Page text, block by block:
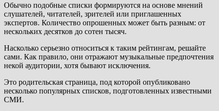
Обычно подобные списки формируются на основе мнений
слушателей, читателей, зрителей или приглашенных
экспертов. Количество опрошенных может быть разным: от
нескольких десятков до сотен тысяч.
Насколько серьезно относиться к таким рейтингам, решайте
сами. Как правило, они отражают музыкальные предпочтения
некой аудитории, хотя бывают исключения.
Это родительская страница, под которой опубликовано
несколько популярных списков, подготовленных известными
СМИ.